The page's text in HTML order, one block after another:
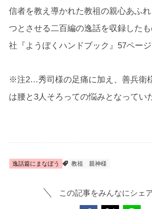
信者を教え導かれた教祖の親心あふ
つとさせる二百編の逸話を収録した
社『ようぼくハンドブック』57ページ
※注2…秀司様の足痛に加え、善兵衛
は腰と3人そろっての悩みとなってい
逸話篇にまなぼう 教祖 親神様
この記事をみんなにシェア